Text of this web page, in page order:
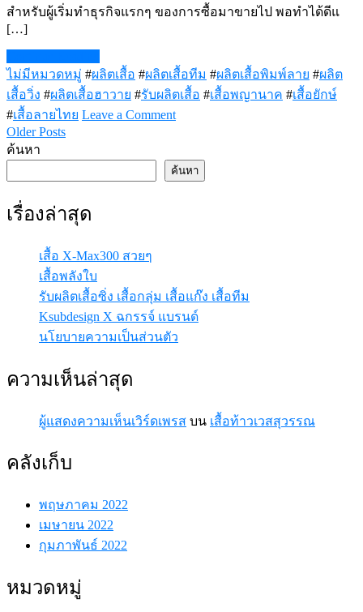
สำหรับผู้เริ่มทำธุรกิจแรกๆ ของการซื้อมาขายไป พอทำได้ดีแ
[…]
ไม่มีหมวดหมู่ #ผลิตเสื้อ #ผลิตเสื้อทีม #ผลิตเสื้อพิมพ์ลาย #ผลิต
เสื้อวิ่ง #ผลิตเสื้อฮาวาย #รับผลิตเสื้อ #เสื้อพญานาค #เสื้อยักษ์
#เสื้อลายไทย Leave a Commenton
OEM
คือ
ที่
เจ้าของ
แบรนด์
ควร
แนะแนว
Older Posts
ค้นหา
ค้นหา
เรื่องล่าสุด
เสื้อ X-Max300 สวยๆ
เสื้อพลังใบ
รับผลิตเสื้อซิ่ง เสื้อกลุ่ม เสื้อแก๊ง เสื้อทีม
Ksubdesign X ฉกรรจ์ แบรนด์
นโยบายความเป็นส่วนตัว
ความเห็นล่าสุด
ผู้แสดงความเห็นเวิร์ดเพรส บน เสื้อท้าวเวสสุวรรณ
คลังเก็บ
พฤษภาคม 2022
เมษายน 2022
กุมภาพันธ์ 2022
หมวดหมู่